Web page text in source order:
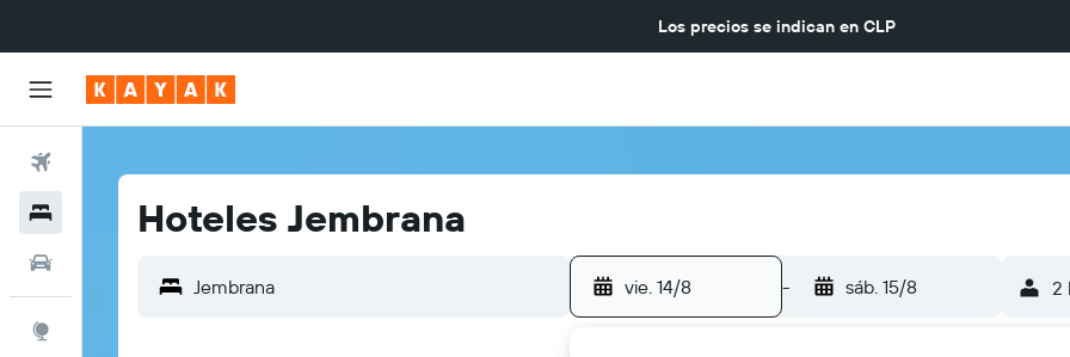
Los precios se indican en CLP
HotelesHoteles Jembrana
vie. 14/8 - sáb. 15/8 2